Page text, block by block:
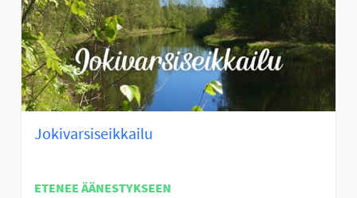
Jokivarsiseikkailu
ETENEE ÄÄNESTYKSEEN